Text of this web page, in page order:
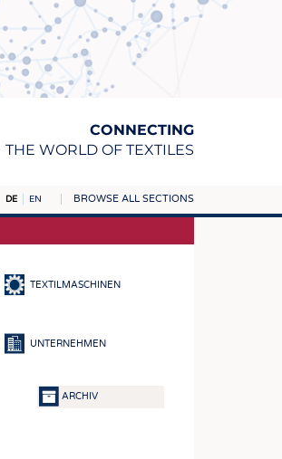
CONNECTING
THE WORLD OF TEXTILES
DE EN BROWSE ALL SECTIONS
TEXTILMASCHINEN
UNTERNEHMEN
ARCHIV